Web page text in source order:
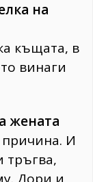
на
къщата, в
винаги
жената
И
тръгва,